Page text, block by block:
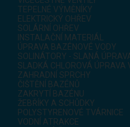
TEPELNÉ VÝMĚNÍKY
ELEKTRICKÝ OHŘEV
SOLÁRNÍ OHŘEV
INSTALAČNÍ MATERIÁL
ÚPRAVA BAZÉNOVÉ VODY
SOLINÁTORY - SLANÁ
SLADKÁ CHLOROVÁ ÚPRAVA
ZAHRADNÍ SPRCHY
ČIŠTĚNÍ BAZÉNŮ
ZAKRYTÍ BAZÉNU
ŽEBŘÍKY A SCHŮDKY
POLYSTYRENOVÉ TVÁRNICE
VODNÍ ATRAKCE